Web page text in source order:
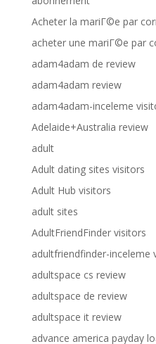
Acheter la mariГ©e par
acheter une mariГ©e par
adam4adam de review
adam4adam review
adam4adam-inceleme
Adelaide+Australia review
adult
Adult dating sites visitors
Adult Hub visitors
adult sites
AdultFriendFinder visitors
adultfriendfinder-inceleme
adultspace cs review
adultspace de review
adultspace it review
advance america payday